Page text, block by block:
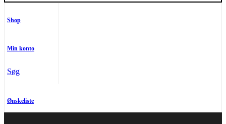
Shop
Min konto
Søg
Ønskeliste